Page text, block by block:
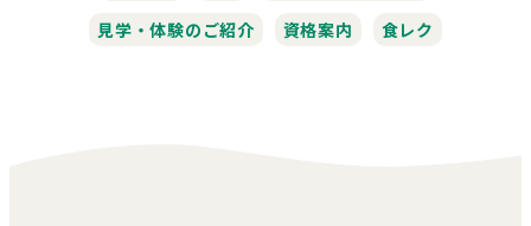
見学・体験のご紹介
資格案内 食レク